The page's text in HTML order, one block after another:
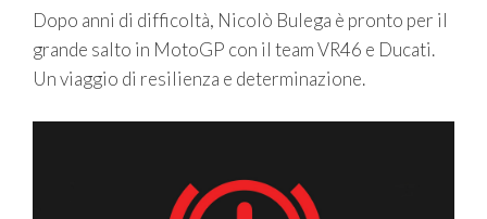
Dopo anni di difficoltà, Nicolò Bulega è pronto per il
grande salto in MotoGP con il team VR46 e Ducati.
Un viaggio di resilienza e determinazione.